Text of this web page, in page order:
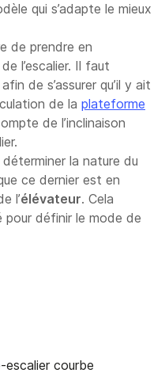
qui s’adapte le mieux
de prendre en
l’escalier. Il faut
de s’assurer qu’il y ait
de la plateforme
de l’inclinaison
la nature du
ce dernier est en
l’élévateur. Cela
pour définir le mode de